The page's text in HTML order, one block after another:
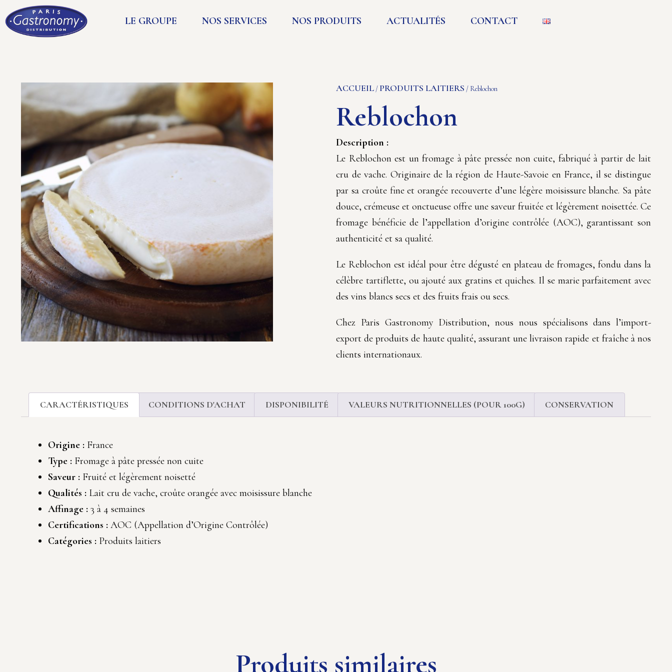
LE GROUPE NOS SERVICES NOS PRODUITS ACTUALITÉS CONTACT
ACCUEIL / PRODUITS LAITIERS / Reblochon
Reblochon
Description :
Le Reblochon est un fromage à pâte pressée non cuite, fabriqué à partir de lait
cru de vache. Originaire de la région de Haute-Savoie en France, il se distingue
par sa croûte fine et orangée recouverte d’une légère moisissure blanche. Sa pâte
douce, crémeuse et onctueuse offre une saveur fruitée et légèrement noisettée. Ce
fromage bénéficie de l’appellation d’origine contrôlée (AOC), garantissant son
authenticité et sa qualité.
Le Reblochon est idéal pour être dégusté en plateau de fromages, fondu dans la
célèbre tartiflette, ou ajouté aux gratins et quiches. Il se marie parfaitement avec
des vins blancs secs et des fruits frais ou secs.
Chez Paris Gastronomy Distribution, nous nous spécialisons dans l’import-
export de produits de haute qualité, assurant une livraison rapide et fraîche à nos
clients internationaux.
CARACTÉRISTIQUES CONDITIONS D'ACHAT DISPONIBILITÉ VALEURS NUTRITIONNELLES (POUR 100G) CONSERVATION
Origine : France
Type : Fromage à pâte pressée non cuite
Saveur : Fruité et légèrement noisetté
Qualités : Lait cru de vache, croûte orangée avec moisissure blanche
Affinage : 3 à 4 semaines
Certifications : AOC (Appellation d’Origine Contrôlée)
Catégories : Produits laitiers
Produits similaires